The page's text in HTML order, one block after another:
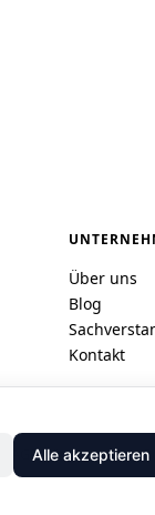
Über uns
Blog
Kontakt
AGB · Impressum ·
Alle akzeptieren